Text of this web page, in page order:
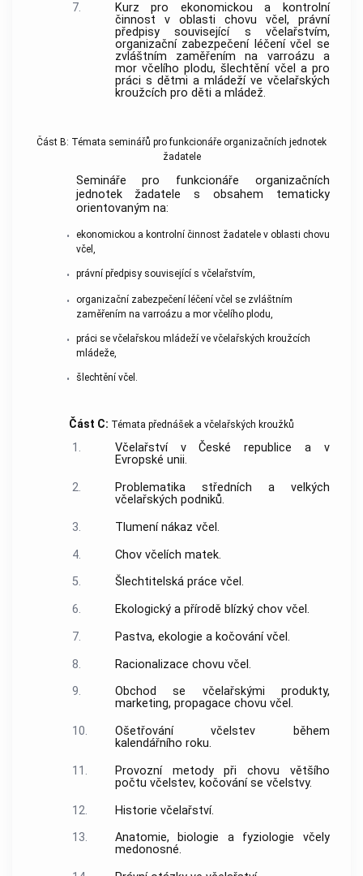
7.
Kurz pro ekonomickou a kontrolní
činnost v oblasti chovu včel, právní
předpisy související s včelařstvím,
organizační zabezpečení léčení včel se
zvláštním zaměřením na varroázu a
mor včelího plodu, šlechtění včel a pro
práci s dětmi a mládeží ve včelařských
kroužcích pro děti a mládež.
Část B: Témata seminářů pro funkcionáře organizačních jednotek
žadatele
Semináře pro funkcionáře organizačních
jednotek žadatele s obsahem tematicky
orientovaným na:
•
ekonomickou a kontrolní činnost žadatele v oblasti chovu
včel,
• právní předpisy související s včelařstvím,
•
organizační zabezpečení léčení včel se zvláštním
zaměřením na varroázu a mor včelího plodu,
•
práci se včelařskou mládeží ve včelařských kroužcích
mládeže,
• šlechtění včel.
Část C: Témata přednášek a včelařských kroužků
1.
Včelařství v České republice a v
Evropské unii.
2.
Problematika středních a velkých
včelařských podniků.
3.
Tlumení nákaz včel.
4.
Chov včelích matek.
5.
Šlechtitelská práce včel.
6.
Ekologický a přírodě blízký chov včel.
7.
Pastva, ekologie a kočování včel.
8.
Racionalizace chovu včel.
9.
Obchod se včelařskými produkty,
marketing, propagace chovu včel.
10.
Ošetřování včelstev během
kalendářního roku.
11.
Provozní metody při chovu většího
počtu včelstev, kočování se včelstvy.
12.
Historie včelařství.
13.
Anatomie, biologie a fyziologie včely
medonosné.